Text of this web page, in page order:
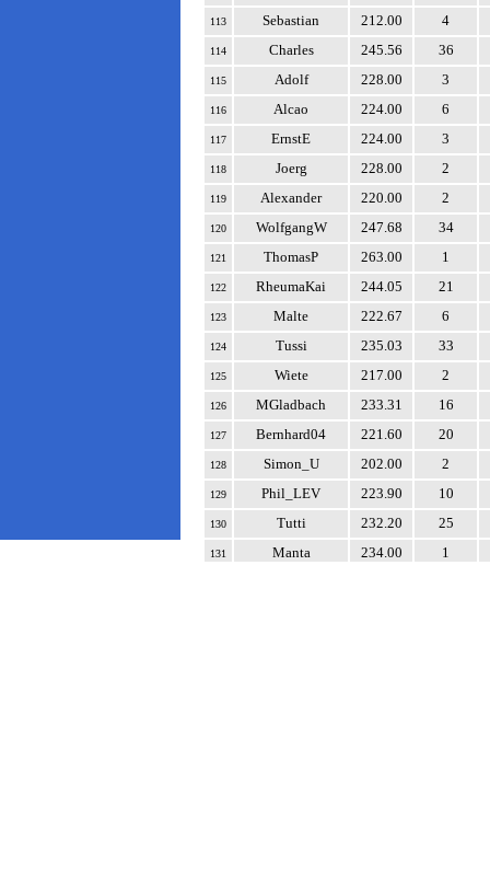
113 Sebastian 212.00 4
114 Charles 245.56 36
115 Adolf 228.00 3
116 Alcao 224.00 6
117 ErnstE 224.00 3
118 Joerg 228.00 2
119 Alexander 220.00 2
120 WolfgangW 247.68 34
121 ThomasP 263.00 1
122 RheumaKai 244.05 21
123 Malte 222.67 6
124 Tussi 235.03 33
125 Wiete 217.00 2
126 MGladbach 233.31 16
127 Bernhard04 221.60 20
128 Simon_U 202.00 2
129 Phil_LEV 223.90 10
130 Tutti 232.20 25
131 Manta 234.00 1